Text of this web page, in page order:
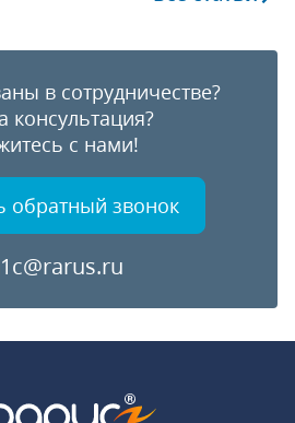
в сотрудничестве?
консультация?
с нами!
обратный звонок
1c@rarus.ru